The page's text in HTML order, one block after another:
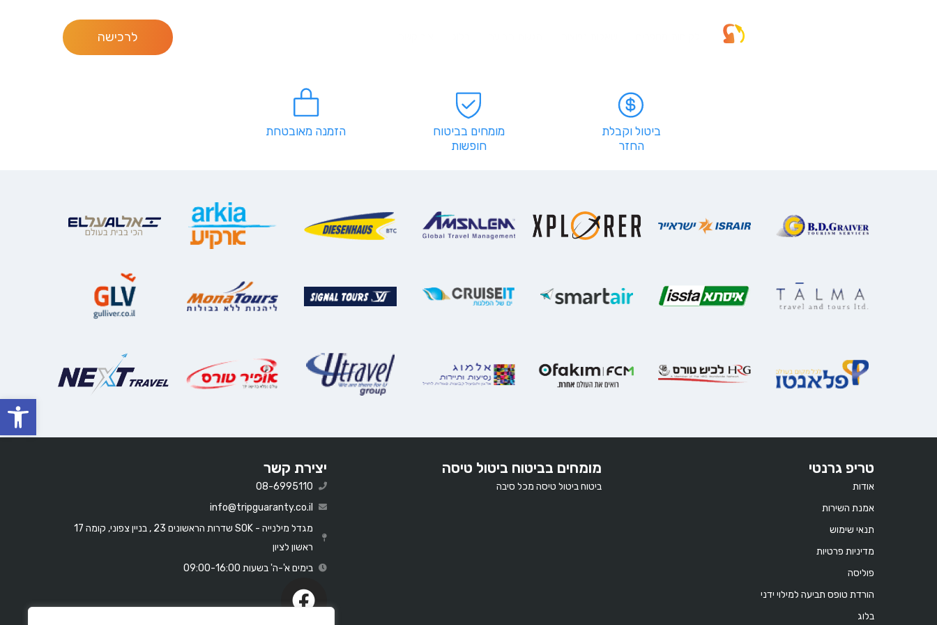
לרכישה
ביטול וקבלת
החזר
מומחים בביטוח
חופשות
הזמנה מאובטחת
טריפ גרנטי
אודות
אמנת השירות
תנאי שימוש
מדיניות פרטיות
פוליסה
הורדת טופס תביעה למילוי ידני
בלוג
מומחים בביטוח ביטול טיסה
ביטוח ביטול טיסה מכל סיבה
יצירת קשר
08-6995110
info@tripguaranty.co.il
מגדל מילנייה - SOK שדרות הראשונים 23 , בניין צפוני, קומה 17
ראשון לציון
בימים א'-ה' בשעות 09:00-16:00